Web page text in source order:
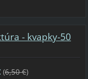
- kvapky-50
(6,50 €)